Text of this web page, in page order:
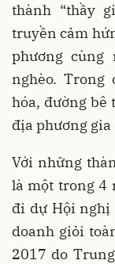
thành “thầy
truyền cảm
phương cùng
nghèo. Trong
hóa, đường bê
địa phương
Với những
là một trong 4
đi dự Hội nghị
doanh giỏi
2017 do